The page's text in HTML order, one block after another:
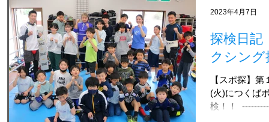
探検日記
クシング
【スポ探】
(火)につくば
検！！
2023年4月7日